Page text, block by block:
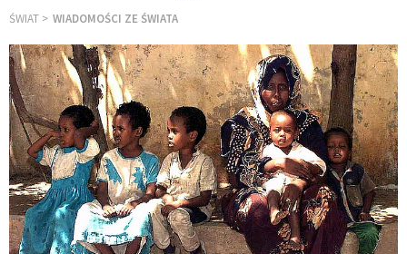
ŚWIAT WIADOMOŚCI ZE ŚWIATA